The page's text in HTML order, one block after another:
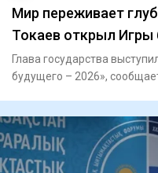
Мир переживает
Токаев открыл Игры
Глава государства
будущего – 2026»,